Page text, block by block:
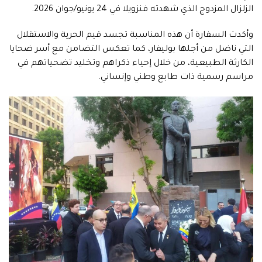
الزلزال المزدوج الذي شهدته فنزويلا في 24 يونيو/جوان 2026.
وأكدت السفارة أن هذه المناسبة تجسد قيم الحرية والاستقلال
التي ناضل من أجلها بوليفار، كما تعكس التضامن مع أسر ضحايا
الكارثة الطبيعية، من خلال إحياء ذكراهم وتخليد تضحياتهم في
مراسم رسمية ذات طابع وطني وإنساني.